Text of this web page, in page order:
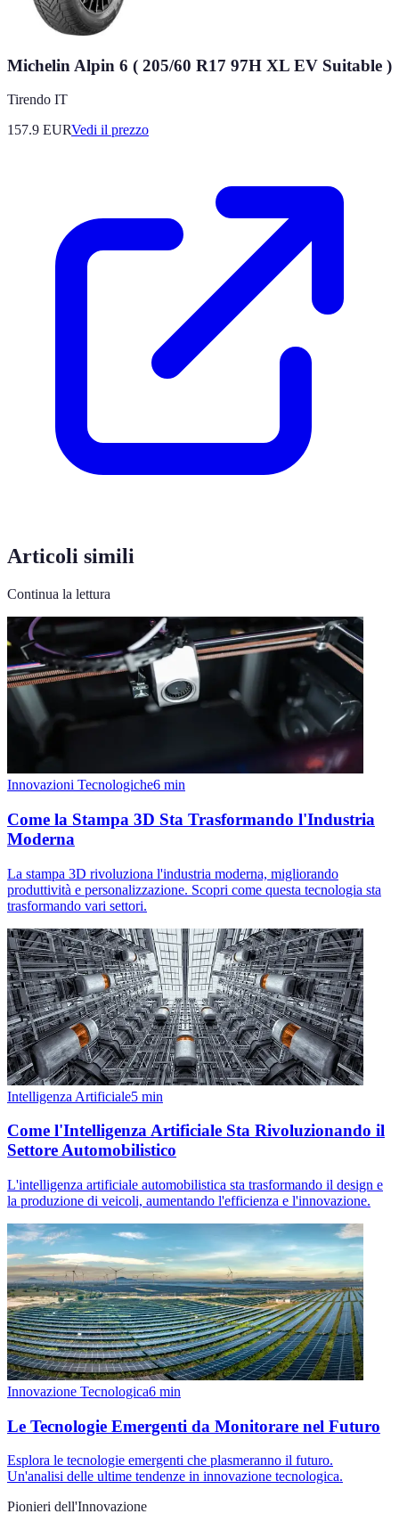
Michelin Alpin 6 ( 205/60 R17 97H XL EV Suitable )
Tirendo IT
157.9 EURVedi il prezzo
Articoli simili
Continua la lettura
Innovazioni Tecnologiche6 min
Come la Stampa 3D Sta Trasformando l'Industria
Moderna
La stampa 3D rivoluziona l'industria moderna, migliorando
produttività e personalizzazione. Scopri come questa tecnologia sta
trasformando vari settori.
Intelligenza Artificiale5 min
Come l'Intelligenza Artificiale Sta Rivoluzionando il
Settore Automobilistico
L'intelligenza artificiale automobilistica sta trasformando il design e
la produzione di veicoli, aumentando l'efficienza e l'innovazione.
Innovazione Tecnologica6 min
Le Tecnologie Emergenti da Monitorare nel Futuro
Esplora le tecnologie emergenti che plasmeranno il futuro.
Un'analisi delle ultime tendenze in innovazione tecnologica.
Pionieri dell'Innovazione